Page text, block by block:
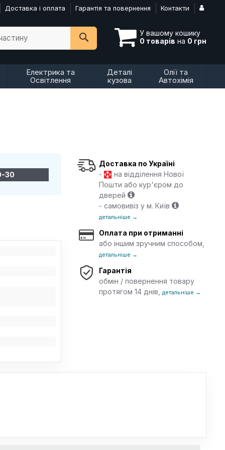
Доставка і оплата Гарантія та повернення Контакти
У вашому кошику
0 товарів на 0 грн
Електрика та
Освітлення
Деталі
кузова
Олії та
Автохімія
30
Доставка по Україні
-
на відділення Нової
Пошти або кур'єром до
дверей
- самовивіз у м. Київ
детальніше →
Оплата при отриманні
або іншим зручним способом,
детальніше →
Гарантія
обмін / повернення товару
протягом 14 днів,детальніше →